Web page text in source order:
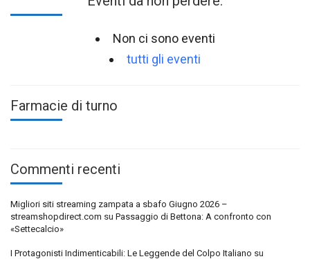
Non ci sono eventi
tutti gli eventi
Farmacie di turno
Commenti recenti
Migliori siti streaming zampata a sbafo Giugno 2026 –
streamshopdirect.com su Passaggio di Bettona: A confronto con
«Settecalcio»
I Protagonisti Indimenticabili: Le Leggende del Colpo Italiano su